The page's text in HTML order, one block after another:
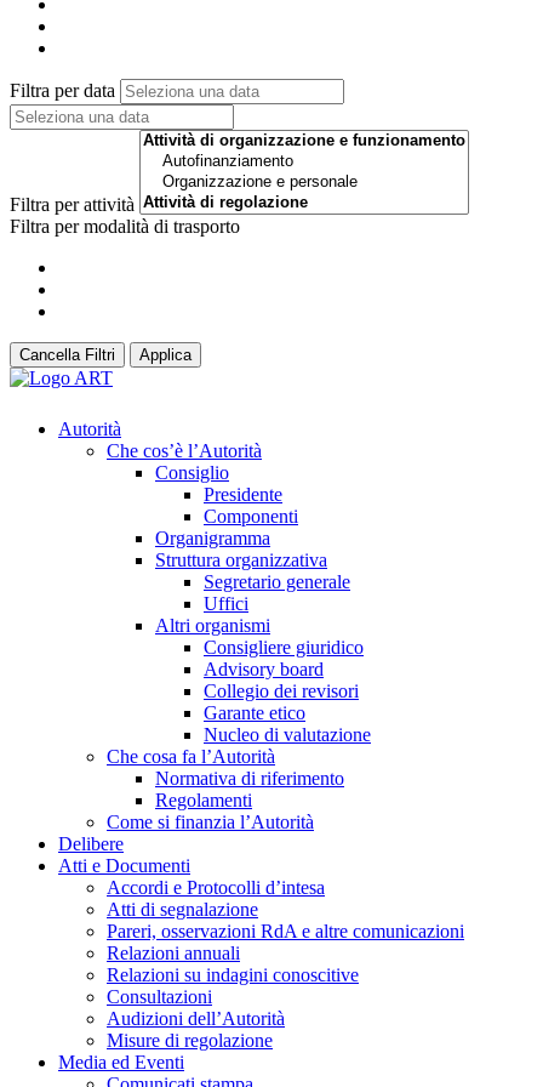
Filtra per data
Filtra per attività
Filtra per modalità di trasporto
Cancella Filtri Applica
Autorità
Che cos’è l’Autorità
Consiglio
Presidente
Componenti
Organigramma
Struttura organizzativa
Segretario generale
Uffici
Altri organismi
Consigliere giuridico
Advisory board
Collegio dei revisori
Garante etico
Nucleo di valutazione
Che cosa fa l’Autorità
Normativa di riferimento
Regolamenti
Come si finanzia l’Autorità
Delibere
Atti e Documenti
Accordi e Protocolli d’intesa
Atti di segnalazione
Pareri, osservazioni RdA e altre comunicazioni
Relazioni annuali
Relazioni su indagini conoscitive
Consultazioni
Audizioni dell’Autorità
Misure di regolazione
Media ed Eventi